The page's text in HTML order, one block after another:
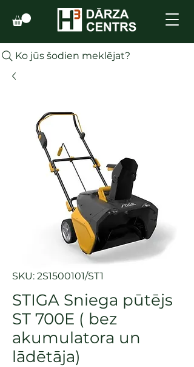
Ko jūs šodien meklējat?
SKU: 2S1500101/ST1
STIGA Sniega pūtējs
ST 700E ( bez
akumulatora un
lādētāja)